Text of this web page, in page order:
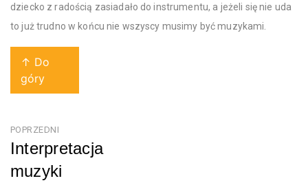
dziecko z radością zasiadało do instrumentu, a jeżeli się nie uda
to już trudno w końcu nie wszyscy musimy być muzykami.
↑ Do
góry
Nawigacja
wpisu
POPRZEDNI
Interpretacja
muzyki